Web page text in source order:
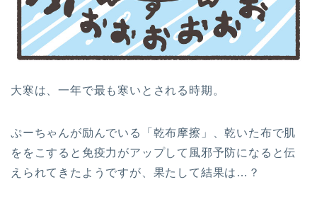
大寒は、一年で最も寒いとされる時期。
ぷーちゃんが励んでいる「乾布摩擦」、乾いた布で肌
ををこすると免疫力がアップして風邪予防になると伝
えられてきたようですが、果たして結果は…？